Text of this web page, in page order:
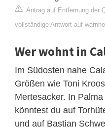
Antrag auf Entfernung der
vollständige Antwort auf
Wer wohnt in
Im Südosten nahe
Größen wie Toni
Mertesacker. In
könntest du auf
und auf Bastian